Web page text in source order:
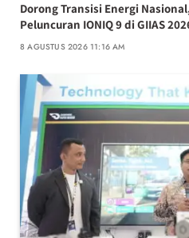
Dorong Transisi Energi
Peluncuran IONIQ 9 di GIIAS
8 AGUSTUS 2026 11:16 AM